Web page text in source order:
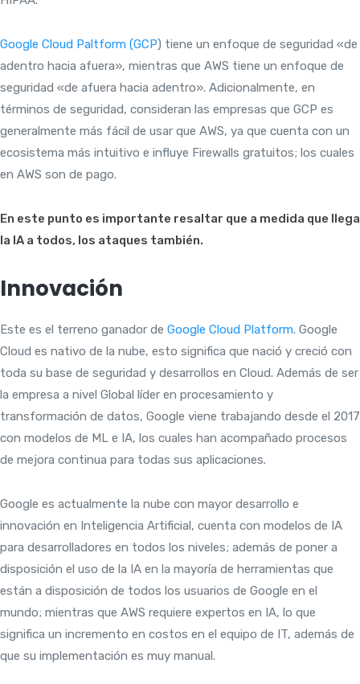
Google Cloud Paltform (GCP) tiene un enfoque de seguridad «de
adentro hacia afuera», mientras que AWS tiene un enfoque de
seguridad «de afuera hacia adentro». Adicionalmente, en
términos de seguridad, consideran las empresas que GCP es
generalmente más fácil de usar que AWS, ya que cuenta con un
ecosistema más intuitivo e influye Firewalls gratuitos; los cuales
en AWS son de pago.
En este punto es importante resaltar que a medida que llega
la IA a todos, los ataques también.
Innovación
Este es el terreno ganador de Google Cloud Platform. Google
Cloud es nativo de la nube, esto significa que nació y creció con
toda su base de seguridad y desarrollos en Cloud. Además de ser
la empresa a nivel Global líder en procesamiento y
transformación de datos, Google viene trabajando desde el 2017
con modelos de ML e IA, los cuales han acompañado procesos
de mejora continua para todas sus aplicaciones.
Google es actualmente la nube con mayor desarrollo e
innovación en Inteligencia Artificial, cuenta con modelos de IA
para desarrolladores en todos los niveles; además de poner a
disposición el uso de la IA en la mayoría de herramientas que
están a disposición de todos los usuarios de Google en el
mundo; mientras que AWS requiere expertos en IA, lo que
significa un incremento en costos en el equipo de IT, además de
que su implementación es muy manual.